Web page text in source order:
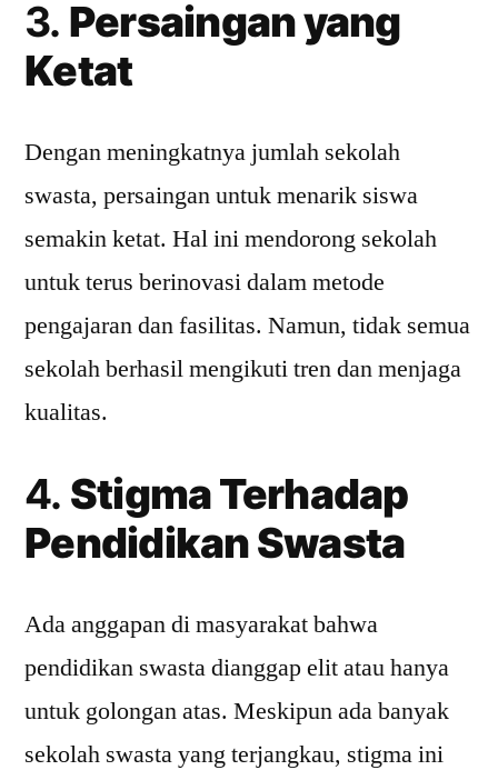
3. Persaingan yang
Ketat
Dengan meningkatnya jumlah sekolah
swasta, persaingan untuk menarik siswa
semakin ketat. Hal ini mendorong sekolah
untuk terus berinovasi dalam metode
pengajaran dan fasilitas. Namun, tidak semua
sekolah berhasil mengikuti tren dan menjaga
kualitas.
4. Stigma Terhadap
Pendidikan Swasta
Ada anggapan di masyarakat bahwa
pendidikan swasta dianggap elit atau hanya
untuk golongan atas. Meskipun ada banyak
sekolah swasta yang terjangkau, stigma ini